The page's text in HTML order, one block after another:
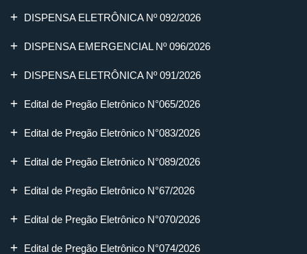
DISPENSA ELETRÔNICA Nº 092/2026
DISPENSA EMERGENCIAL Nº 096/2026
DISPENSA ELETRÔNICA Nº 091/2026
Edital de Pregão Eletrônico N°065/2026
Edital de Pregão Eletrônico N°083/2026
Edital de Pregão Eletrônico N°089/2026
Edital de Pregão Eletrônico N°67/2026
Edital de Pregão Eletrônico N°070/2026
Edital de Pregão Eletrônico N°074/2026